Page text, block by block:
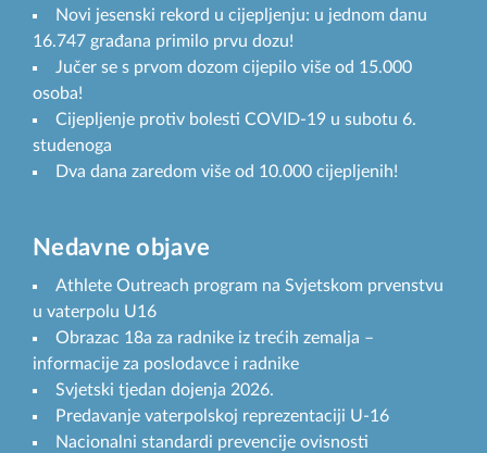
Novi jesenski rekord u cijepljenju: u jednom danu
16.747 građana primilo prvu dozu!
Jučer se s prvom dozom cijepilo više od 15.000
osoba!
Cijepljenje protiv bolesti COVID-19 u subotu 6.
studenoga
Dva dana zaredom više od 10.000 cijepljenih!
Nedavne objave
Athlete Outreach program na Svjetskom prvenstvu
u vaterpolu U16
Obrazac 18a za radnike iz trećih zemalja –
informacije za poslodavce i radnike
Svjetski tjedan dojenja 2026.
Predavanje vaterpolskoj reprezentaciji U-16
Nacionalni standardi prevencije ovisnosti